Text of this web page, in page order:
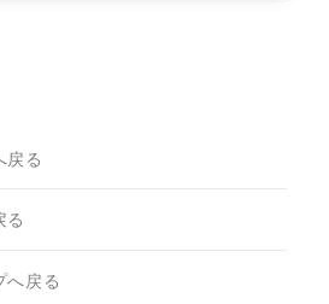
戻る
る
へ戻る